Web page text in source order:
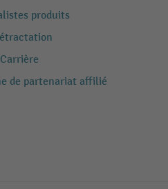
produits
de partenariat affilié